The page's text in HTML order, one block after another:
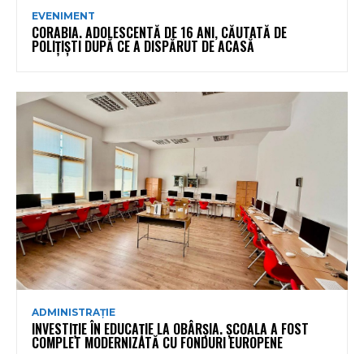
EVENIMENT
CORABIA. ADOLESCENTĂ DE 16 ANI, CĂUTATĂ DE
POLIȚIȘTI DUPĂ CE A DISPĂRUT DE ACASĂ
ADMINISTRAȚIE
INVESTIȚIE ÎN EDUCAȚIE LA OBÂRȘIA. ȘCOALA A FOST
COMPLET MODERNIZATĂ CU FONDURI EUROPENE